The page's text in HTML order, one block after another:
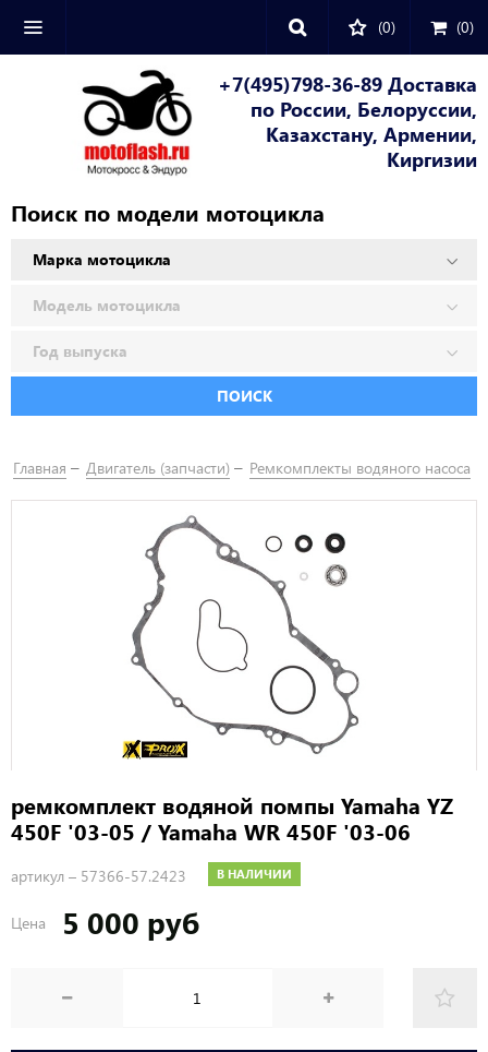
(0) (0)
+7(495)798-36-89 Доставка
по России, Белоруссии,
Казахстану, Армении,
Киргизии
Поиск по модели мотоцикла
ПОИСК
Главная Двигатель (запчасти) Ремкомплекты водяного насоса
ремкомплект водяной помпы Yamaha YZ
450F '03-05 / Yamaha WR 450F '03-06
артикул – 57366-57.2423 В НАЛИЧИИ
Цена 5 000 руб